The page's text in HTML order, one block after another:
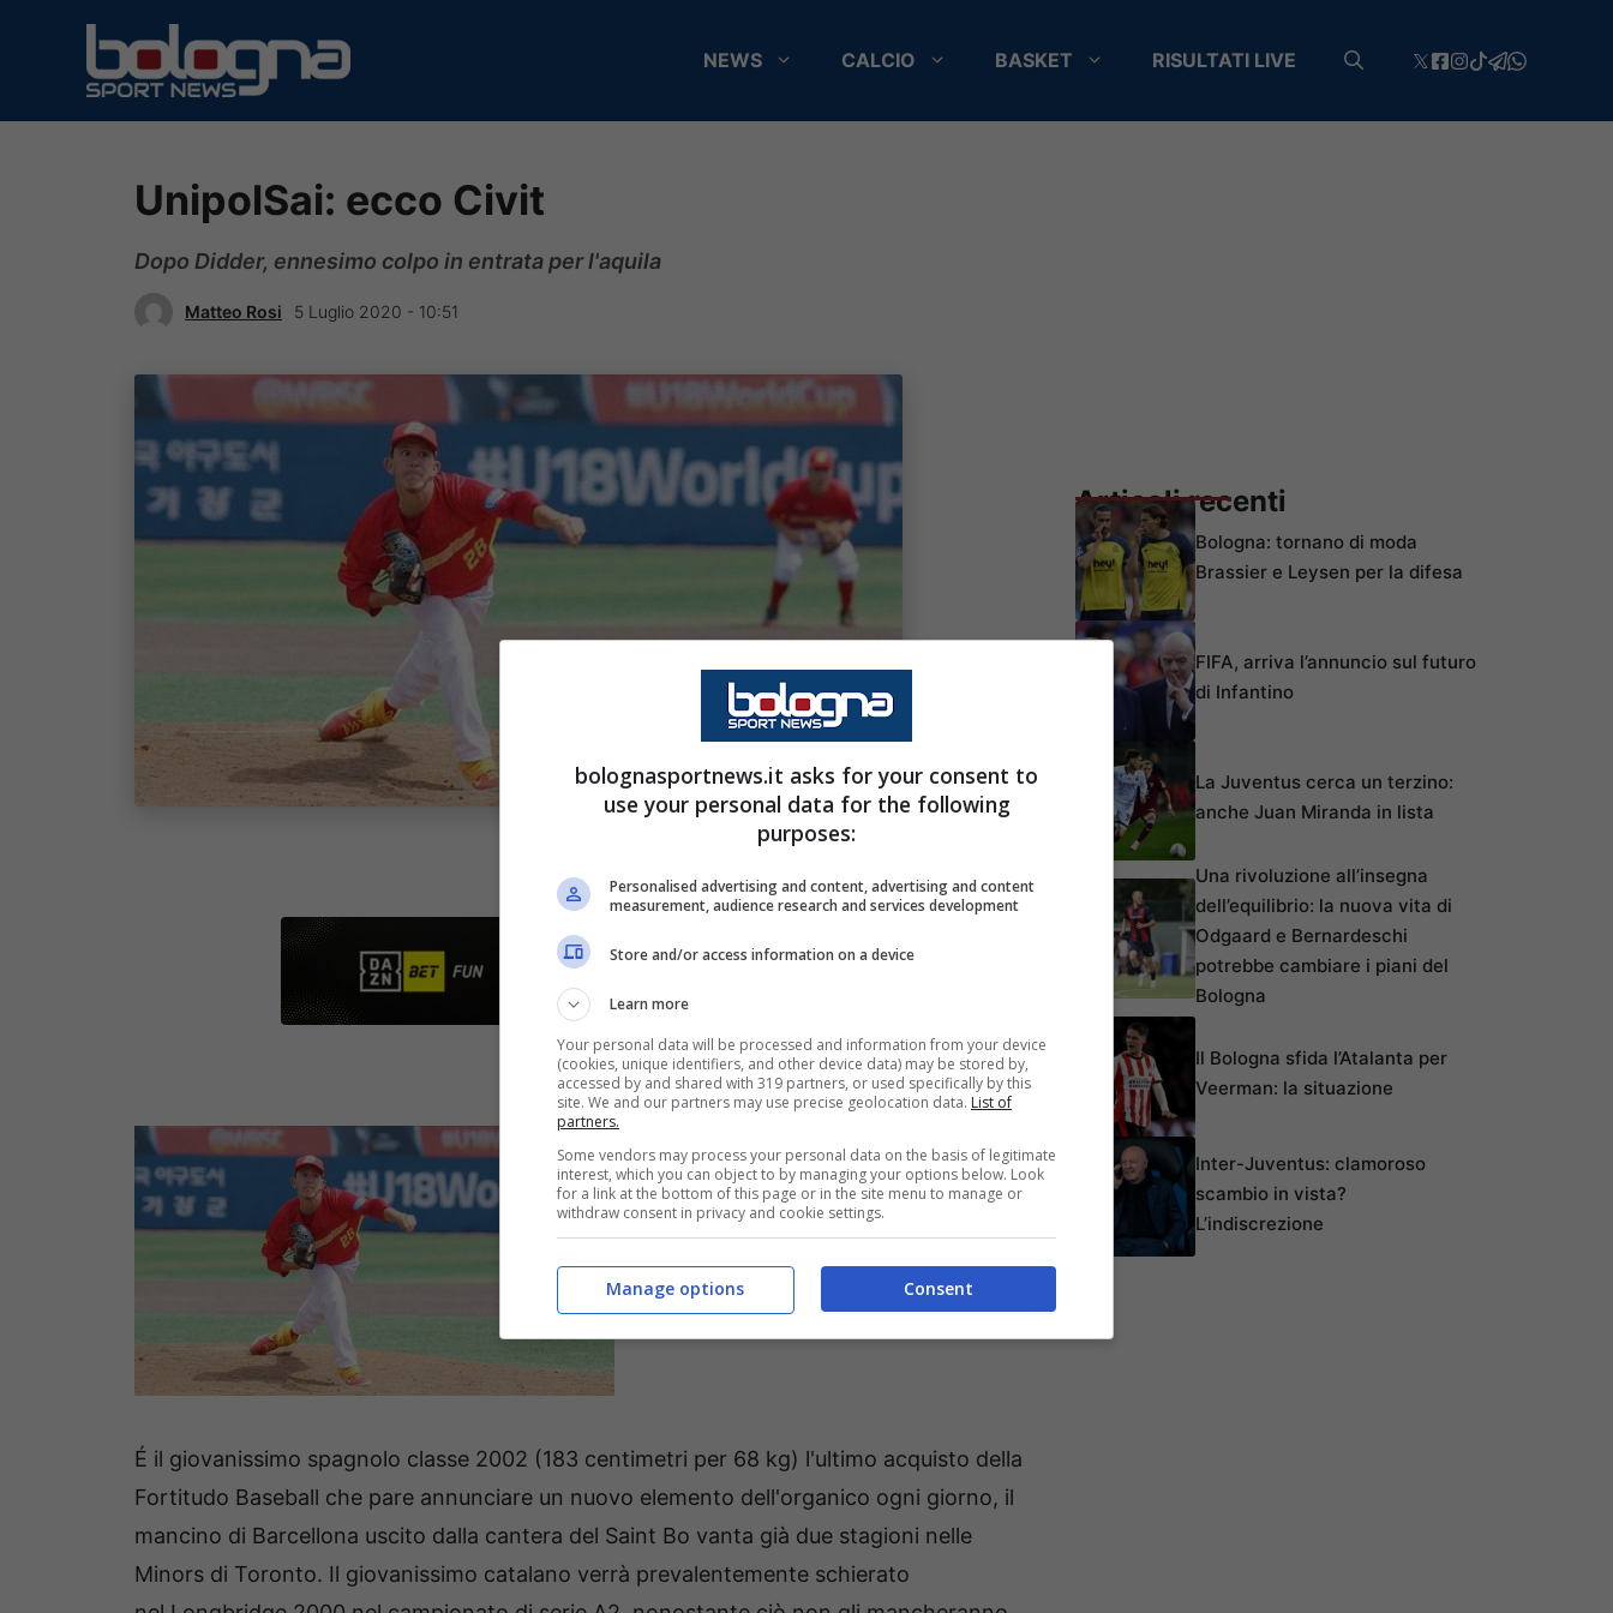
contenuto
NEWS CALCIO BASKET RISULTATI LIVE
UnipolSai: ecco Civit
Dopo Didder, ennesimo colpo in entrata per l'aquila
Matteo Rosi 5 Luglio 2020 - 10:51
É il giovanissimo spagnolo classe 2002 (183 centimetri per 68 kg) l'ultimo acquisto della
Fortitudo Baseball che pare annunciare un nuovo elemento dell'organico ogni giorno, il
mancino di Barcellona uscito dalla cantera del Saint Bo vanta già due stagioni nelle
Minors di Toronto. Il giovanissimo catalano verrà prevalentemente schierato
Articoli recenti
Bologna: tornano di moda
Brassier e Leysen per la difesa
FIFA, arriva l’annuncio sul futuro
di Infantino
La Juventus cerca un terzino:
anche Juan Miranda in lista
Una rivoluzione all’insegna
dell’equilibrio: la nuova vita di
Odgaard e Bernardeschi
potrebbe cambiare i piani del
Bologna
Il Bologna sfida l’Atalanta per
Veerman: la situazione
Inter-Juventus: clamoroso
scambio in vista?
L’indiscrezione
bolognasportnews.it asks for your consent to
use your personal data for the following
purposes:
Personalised advertising and content, advertising and content
measurement, audience research and services development
Store and/or access information on a device
Learn more
Your personal data will be processed and information from your device
(cookies, unique identifiers, and other device data) may be stored by,
accessed by and shared with 319 partners, or used specifically by this
site. We and our partners may use precise geolocation data. List of
partners.
Some vendors may process your personal data on the basis of legitimate
interest, which you can object to by managing your options below. Look
for a link at the bottom of this page or in the site menu to manage or
withdraw consent in privacy and cookie settings.
Consent
Manage options